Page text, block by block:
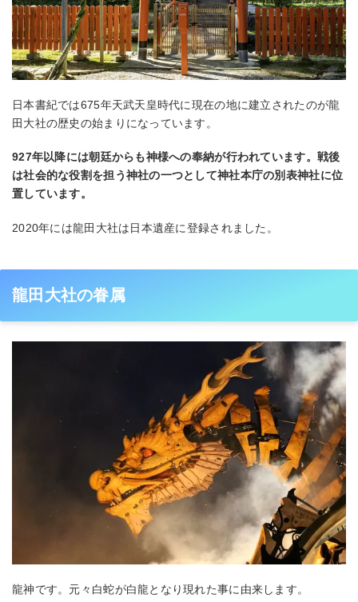
日本書紀では675年天武天皇時代に現在の地に建立されたのが龍
田大社の歴史の始まりになっています。
927年以降には朝廷からも神様への奉納が行われています。戦後
は社会的な役割を担う神社の一つとして神社本庁の別表神社に位
置しています。
2020年には龍田大社は日本遺産に登録されました。
龍田大社の眷属
龍神です。元々白蛇が白龍となり現れた事に由来します。